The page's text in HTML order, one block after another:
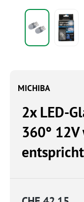
MICHIBA
2x LED-
360°